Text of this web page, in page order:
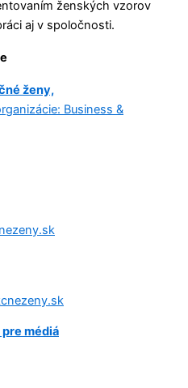
ženských vzorov
aj v spoločnosti.
ženy,
Business &
pre médiá